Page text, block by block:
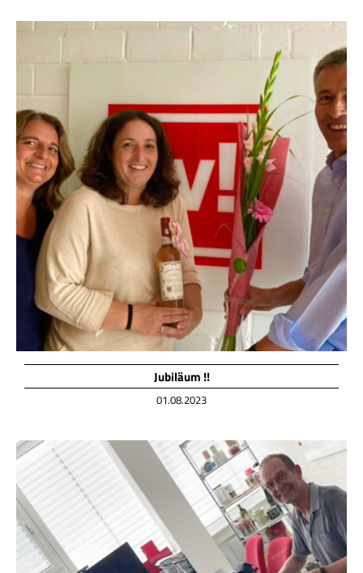
Jubiläum !!
01.08.2023